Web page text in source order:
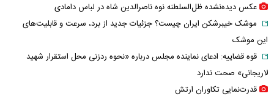
عکس دیده‌نشده ظل‌السلطنه نوه ناصرالدین شاه در لباس دامادی
موشک خیبرشکن ایران چیست؟ جزئیات جدید از برد، سرعت و قابلیت‌های
این موشک
قوه قضاییه: ادعای نماینده مجلس درباره «نحوه ردزنی محل استقرار شهید
لاریجانی» صحت ندارد
قدرت‌نمایی تکاوران ارتش